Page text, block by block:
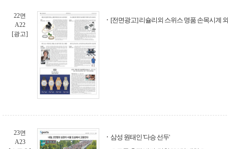
22면
A22
[광고]
[전면광고] 리슐리외 스위스 명품 손목시계 외
23면
A23
삼성 원태인 '다승 선두'